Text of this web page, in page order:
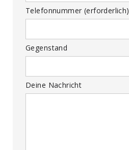
Telefonnummer (erforderlich)
Gegenstand
Deine Nachricht